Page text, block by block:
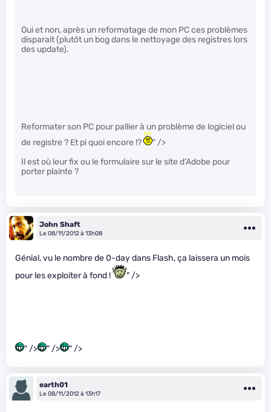
Oui et non, après un reformatage de mon PC ces problèmes
disparait (plutôt un bog dans le nettoyage des registres lors
des update).
Reformater son PC pour pallier à un problème de logiciel ou
de registre ? Et pi quoi encore !?
" />
Il est où leur fix ou le formulaire sur le site d’Adobe pour
porter plainte ?
John Shaft
Le 08/11/2012 à 13h08
Génial, vu le nombre de 0-day dans Flash, ça laissera un mois
pour les exploiter à fond !
" />
" /> " /> " />
earth01
Le 08/11/2012 à 13h17